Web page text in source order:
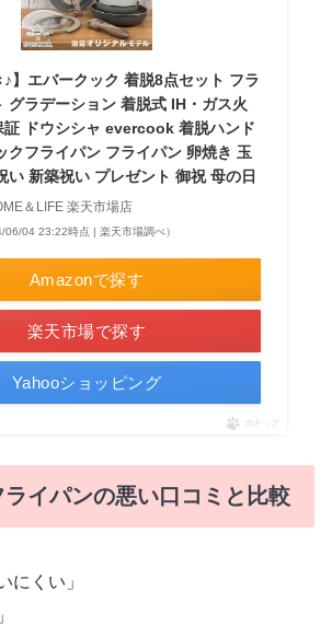
♪】エバークック 着脱8点セット フラ
グラデーション 着脱式 IH・ガス火
証 ドウシシャ evercook 着脱ハンド
クフライパン フライパン 卵焼き 玉
い 新築祝い プレゼント 御祝 母の日
＆LIFE 楽天市場店
06/04 23:22時点 | 楽天市場調べ）
Amazonで探す
楽天市場で探す
Yahooショッピング
ポチップ
イパンの悪い口コミと比較
にくい」